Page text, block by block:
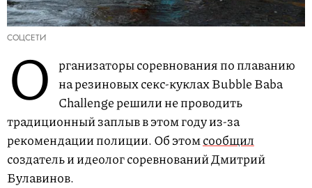
СОЦСЕТИ
О
рганизаторы соревнования по плаванию
на резиновых секс-куклах Bubble Baba
Challenge решили не проводить
традиционный заплыв в этом году из-за
рекомендации полиции. Об этомсообщил
создатель и идеолог соревнований Дмитрий
Булавинов.